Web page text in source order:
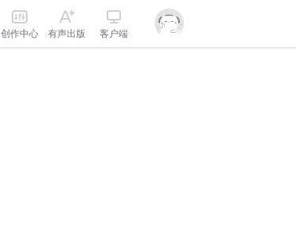
创作中心 有声出版 客户端